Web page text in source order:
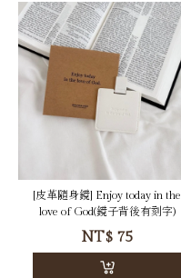
[皮革隨身鏡] Enjoy today in the
love of God(鏡子背後有刻字)
NT$ 75